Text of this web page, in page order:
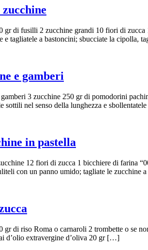
gr di fusilli 2 zucchine grandi 10 fiori di
e tagliatele a bastoncini; sbucciate la cipolla,
e gamberi
3 zucchine 250 gr di pomodorini
sottili nel senso della lunghezza e
in pastella
12 fiori di zucca 1 bicchiere di farina
con un panno umido; tagliate le zucchine
gr di riso Roma o carnaroli 2 trombette o se
d’olio extravergine d’oliva 20 gr […]